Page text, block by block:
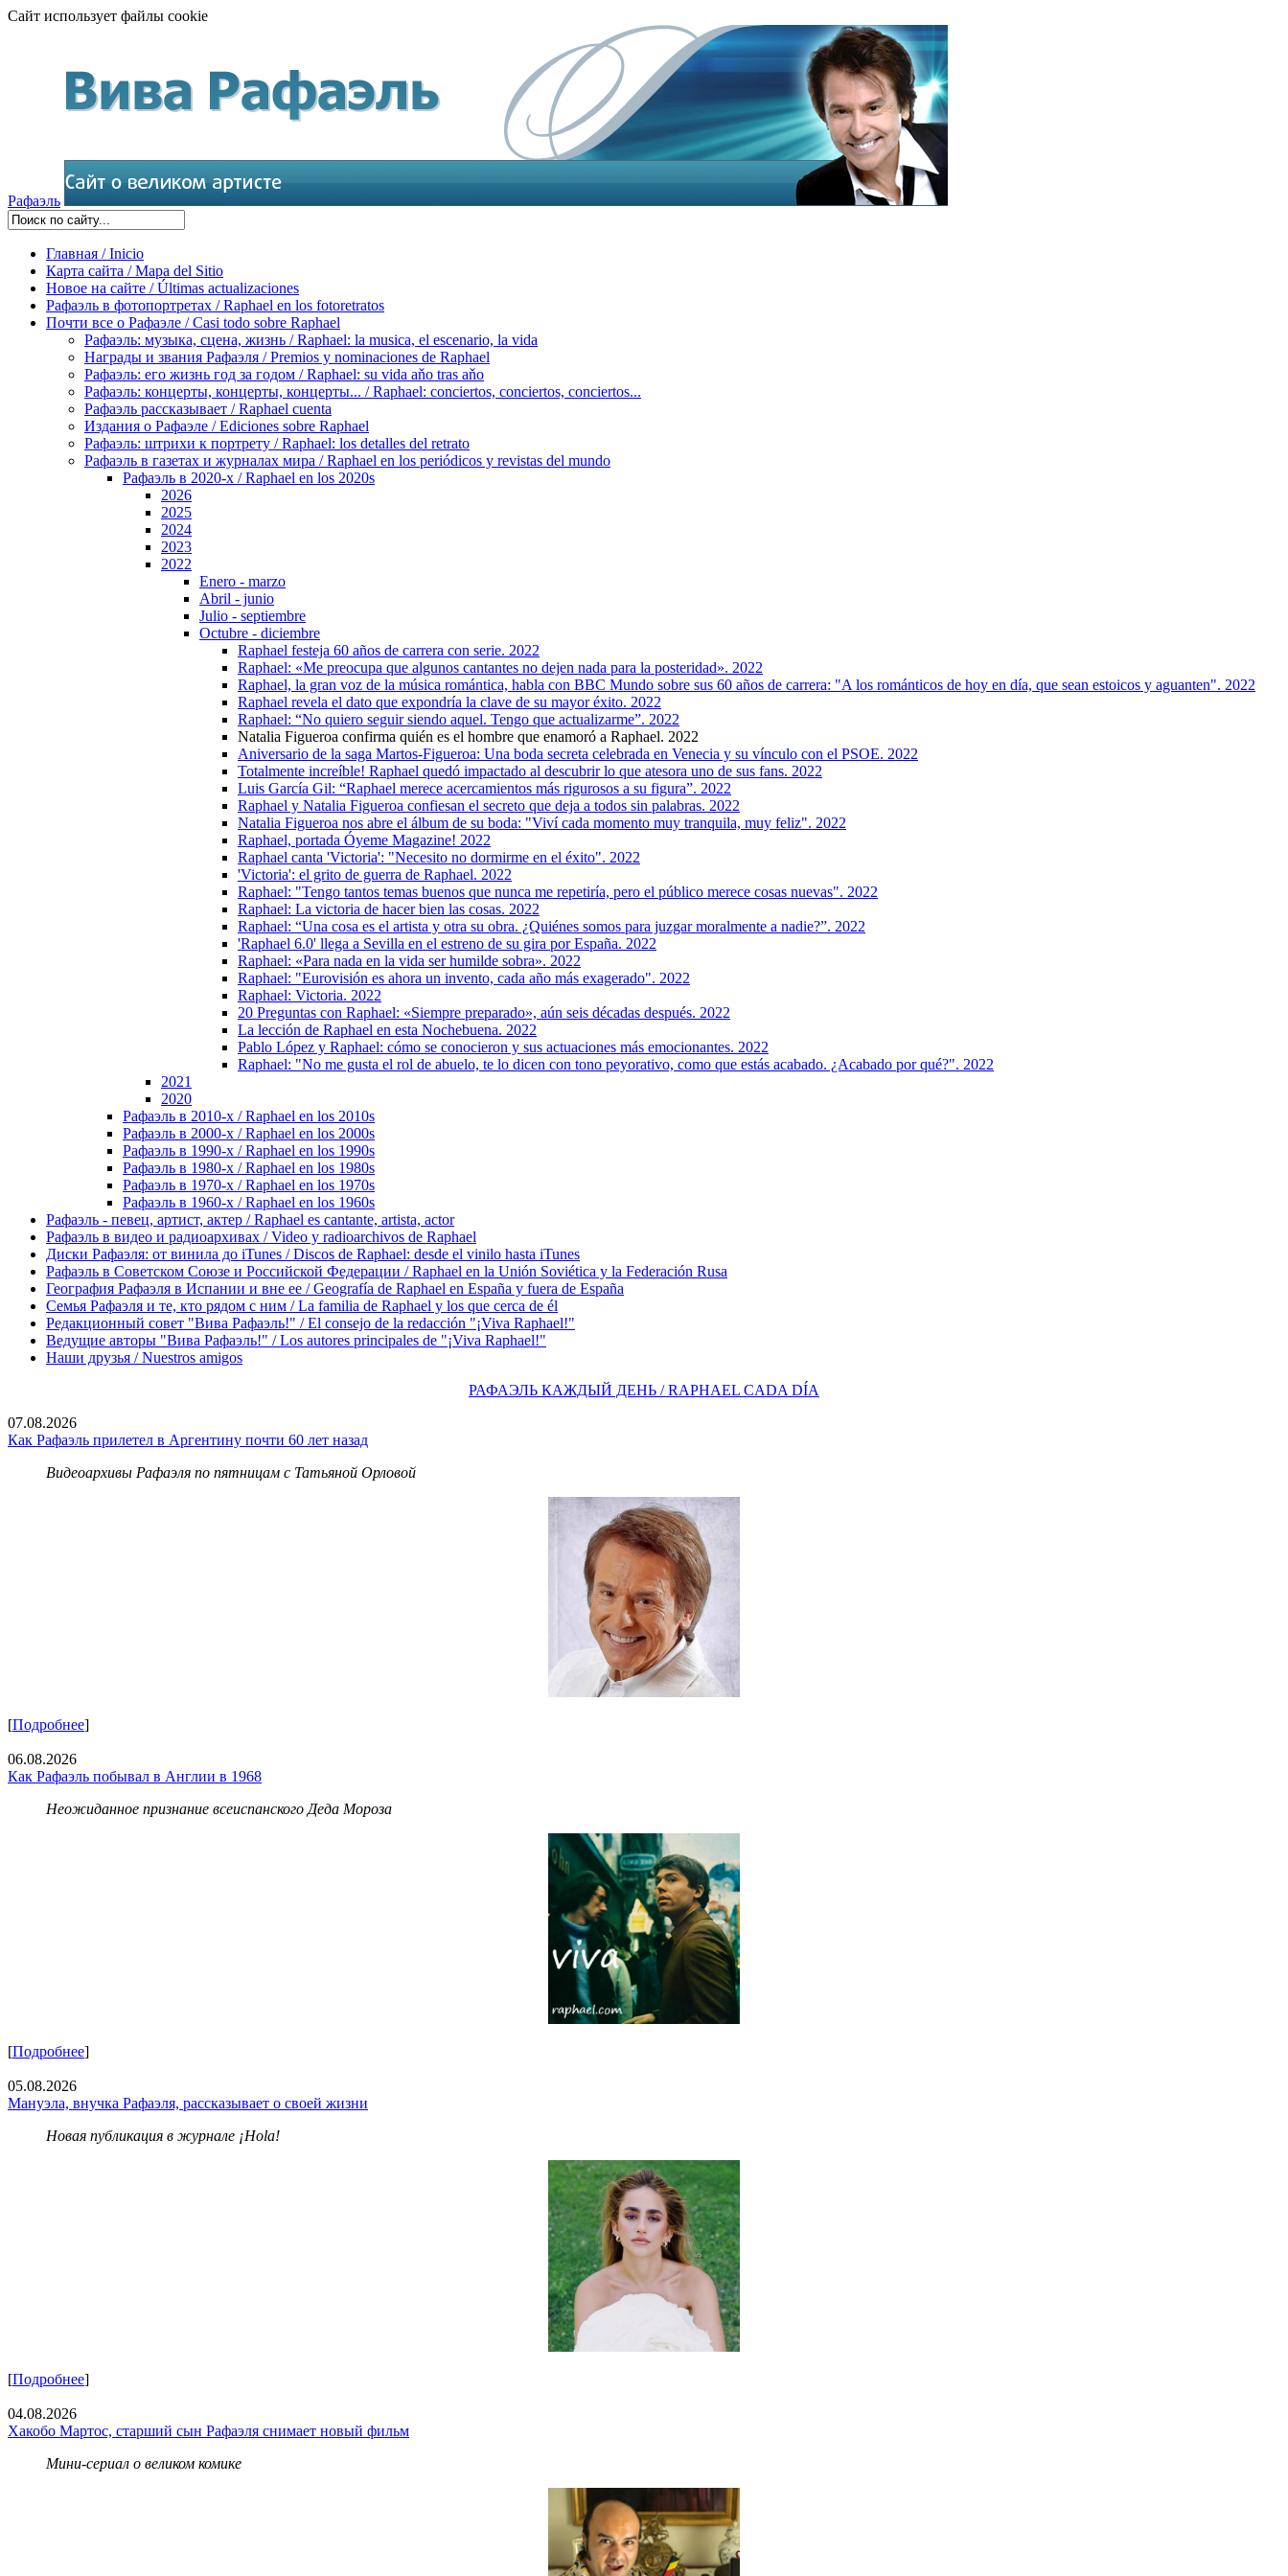
Сайт использует файлы cookie
Рафаэль
Главная / Inicio
Карта сайта / Mapa del Sitio
Новое на сайте / Últimas actualizaciones
Рафаэль в фотопортретах / Raphael en los fotoretratos
Почти все о Рафаэле / Casi todo sobre Raphael
Рафаэль: музыка, сцена, жизнь / Raphael: la musica, el escenario, la vida
Награды и звания Рафаэля / Premios y nominaciones de Raphael
Рафаэль: его жизнь год за годом / Raphael: su vida aňo tras aňo
Рафаэль: концерты, концерты, концерты... / Raphael: conciertos, сonciertos, сonciertos...
Рафаэль рассказывает / Raphael cuenta
Издания о Рафаэле / Ediciones sobre Raphael
Рафаэль: штрихи к портрету / Raphael: los detalles del retrato
Рафаэль в газетах и журналах мира / Raphael en los periódicos y revistas del mundo
Рафаэль в 2020-х / Raphael en los 2020s
2026
2025
2024
2023
2022
Enero - marzo
Abril - junio
Julio - septiembre
Octubre - diciembre
Raphael festeja 60 años de carrera con serie. 2022
Raphael: «Me preocupa que algunos cantantes no dejen nada para la posteridad». 2022
Raphael, la gran voz de la música romántica, habla con BBC Mundo sobre sus 60 años de carrera: "A los románticos de hoy en día, que sean estoicos y aguanten". 2022
Raphael revela el dato que expondría la clave de su mayor éxito. 2022
Raphael: “No quiero seguir siendo aquel. Tengo que actualizarme”. 2022
Natalia Figueroa confirma quién es el hombre que enamoró a Raphael. 2022
Aniversario de la saga Martos-Figueroa: Una boda secreta celebrada en Venecia y su vínculo con el PSOE. 2022
Totalmente increíble! Raphael quedó impactado al descubrir lo que atesora uno de sus fans. 2022
Luis García Gil: “Raphael merece acercamientos más rigurosos a su figura”. 2022
Raphael y Natalia Figueroa confiesan el secreto que deja a todos sin palabras. 2022
Natalia Figueroa nos abre el álbum de su boda: "Viví cada momento muy tranquila, muy feliz". 2022
Raphael, portada Óyeme Magazine! 2022
Raphael canta 'Victoria': "Necesito no dormirme en el éxito". 2022
'Victoria': el grito de guerra de Raphael. 2022
Raphael: "Tengo tantos temas buenos que nunca me repetiría, pero el público merece cosas nuevas". 2022
Raphael: La victoria de hacer bien las cosas. 2022
Raphael: “Una cosa es el artista y otra su obra. ¿Quiénes somos para juzgar moralmente a nadie?”. 2022
'Raphael 6.0' llega a Sevilla en el estreno de su gira por España. 2022
Raphael: «Para nada en la vida ser humilde sobra». 2022
Raphael: "Eurovisión es ahora un invento, cada año más exagerado". 2022
Raphael: Victoria. 2022
20 Preguntas con Raphael: «Siempre preparado», aún seis décadas después. 2022
La lección de Raphael en esta Nochebuena. 2022
Pablo López y Raphael: cómo se conocieron y sus actuaciones más emocionantes. 2022
Raphael: "No me gusta el rol de abuelo, te lo dicen con tono peyorativo, como que estás acabado. ¿Acabado por qué?". 2022
2021
2020
Рафаэль в 2010-х / Raphael en los 2010s
Рафаэль в 2000-х / Raphael en los 2000s
Рафаэль в 1990-х / Raphael en los 1990s
Рафаэль в 1980-х / Raphael en los 1980s
Рафаэль в 1970-х / Raphael en los 1970s
Рафаэль в 1960-х / Raphael en los 1960s
Рафаэль - певец, артист, актер / Raphael es cantante, artista, actor
Рафаэль в видео и радиоархивах / Video y radioarchivos de Raphael
Диски Рафаэля: от винила до iTunes / Discos de Raphael: desde el vinilo hasta iTunes
Рафаэль в Советском Союзе и Российской Федерации / Raphael en la Unión Soviética y la Federación Rusa
География Рафаэля в Испании и вне ее / Geografía de Raphael en España y fuera de España
Семья Рафаэля и те, кто рядом с ним / La familia de Raphael y los que cerca de él
Редакционный совет "Вива Рафаэль!" / El consejo de la redacción "¡Viva Raphael!"
Ведущие авторы "Вива Рафаэль!" / Los autores principales de "¡Viva Raphael!"
Наши друзья / Nuestros amigos
РАФАЭЛЬ КАЖДЫЙ ДЕНЬ / RAPHAEL CADA DÍA
07.08.2026
Как Рафаэль прилетел в Аргентину почти 60 лет назад
Видеоархивы Рафаэля по пятницам с Татьяной Орловой
[Подробнее]
06.08.2026
Как Рафаэль побывал в Англии в 1968
Неожиданное признание всеиспанского Деда Мороза
[Подробнее]
05.08.2026
Мануэла, внучка Рафаэля, рассказывает о своей жизни
Новая публикация в журнале ¡Hola!
[Подробнее]
04.08.2026
Хакобо Мартос, старший сын Рафаэля снимает новый фильм
Мини-сериал о великом комике